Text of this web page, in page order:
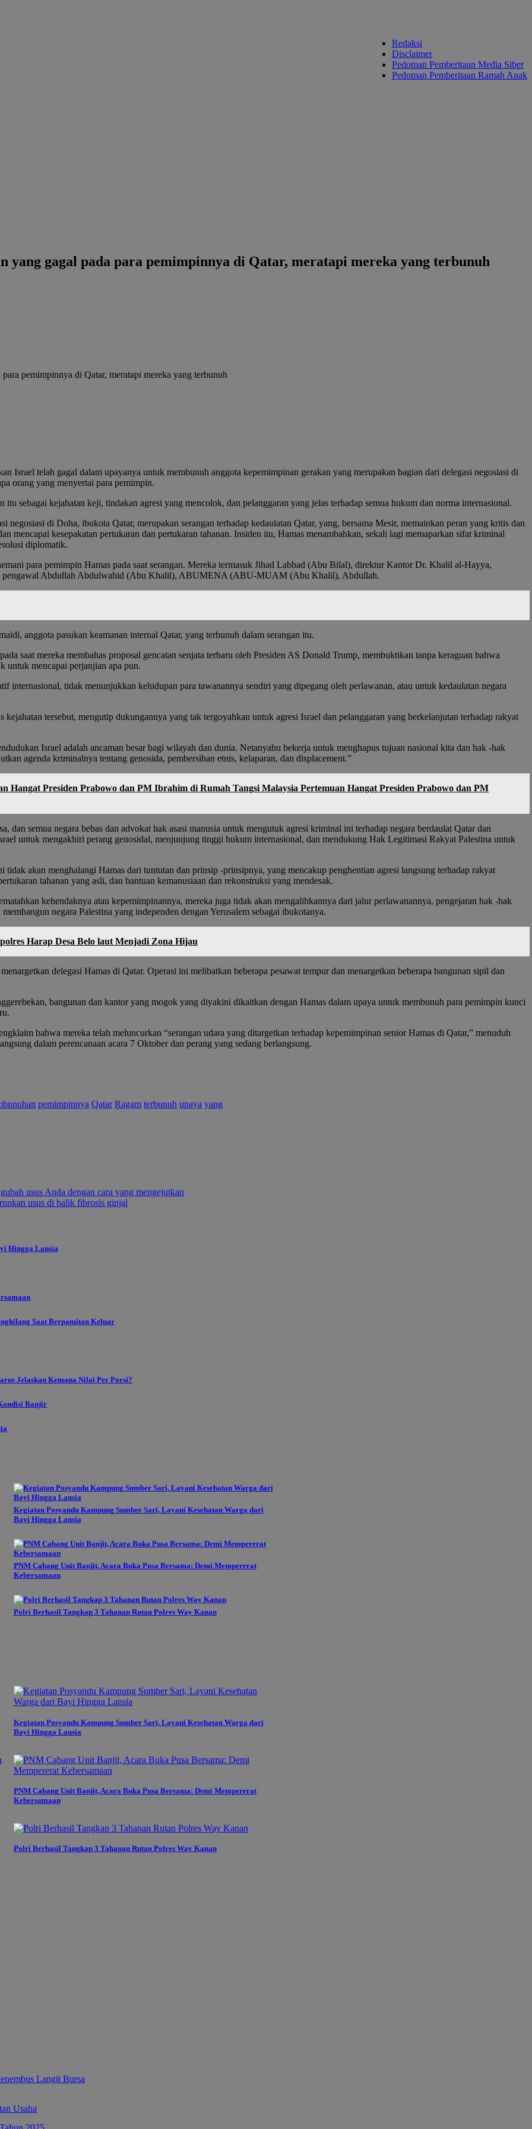
Redaksi
Disclaimer
Pedoman Pemberitaan Media Siber
Pedoman Pemberitaan Ramah Anak
yang gagal pada para pemimpinnya di Qatar, meratapi mereka yang terbunuh
Israel telah gagal dalam upayanya untuk membunuh anggota kepemimpinan gerakan yang merupakan bagian dari delegasi negosiasi di
orang yang menyertai para pemimpin.
sebagai kejahatan keji, tindakan agresi yang mencolok, dan pelanggaran yang jelas terhadap semua hukum dan norma internasional.
negosiasi di Doha, ibukota Qatar, merupakan serangan terhadap kedaulatan Qatar, yang, bersama Mesir, memainkan peran yang kritis dan
mencapai kesepakatan pertukaran dan pertukaran tahanan. Insiden itu, Hamas menambahkan, sekali lagi memaparkan sifat kriminal
diplomatik.
para pemimpin Hamas pada saat serangan. Mereka termasuk Jihad Labbad (Abu Bilal), direktur Kantor Dr. Khalil al-Hayya,
pengawal Abdullah Abdulwahid (Abu Khalil), ABUMENA ​​(ABU-MUAM (Abu Khalil), Abdullah.
anggota pasukan keamanan internal Qatar, yang terbunuh dalam serangan itu.
saat mereka membahas proposal gencatan senjata terbaru oleh Presiden AS Donald Trump, membuktikan tanpa keraguan bahwa
untuk mencapai perjanjian apa pun.
internasional, tidak menunjukkan kehidupan para tawanannya sendiri yang dipegang oleh perlawanan, atau untuk kedaulatan negara
tersebut, mengutip dukungannya yang tak tergoyahkan untuk agresi Israel dan pelanggaran yang berkelanjutan terhadap rakyat
Israel adalah ancaman besar bagi wilayah dan dunia. Netanyahu bekerja untuk menghapus tujuan nasional kita dan hak -hak
agenda kriminalnya tentang genosida, pembersihan etnis, kelaparan, dan displacement.”
Hangat Presiden Prabowo dan PM Ibrahim di Rumah Tangsi Malaysia Pertemuan Hangat Presiden Prabowo dan PM
dan semua negara bebas dan advokat hak asasi manusia untuk mengutuk agresi kriminal ini terhadap negara berdaulat Qatar dan
untuk mengakhiri perang genosidal, menjunjung tinggi hukum internasional, dan mendukung Hak Legitimasi Rakyat Palestina untuk
akan menghalangi Hamas dari tuntutan dan prinsip -prinsipnya, yang mencakup penghentian agresi langsung terhadap rakyat
tahanan yang asli, dan bantuan kemanusiaan dan rekonstruksi yang mendesak.
kehendaknya atau kepemimpinannya, mereka juga tidak akan mengalihkannya dari jalur perlawanannya, pengejaran hak -hak
negara Palestina yang independen dengan Yerusalem sebagai ibukotanya.
Harap Desa Belo laut Menjadi Zona Hijau
delegasi Hamas di Qatar. Operasi ini melibatkan beberapa pesawat tempur dan menargetkan beberapa bangunan sipil dan
bangunan dan kantor yang mogok yang diyakini dikaitkan dengan Hamas dalam upaya untuk membunuh para pemimpin kunci
bahwa mereka telah meluncurkan “serangan udara yang ditargetkan terhadap kepemimpinan senior Hamas di Qatar,” menuduh
dalam perencanaan acara 7 Oktober dan perang yang sedang berlangsung.
pemimpinnya Qatar Ragam terbunuh upaya yang
usus Anda dengan cara yang mengejutkan
usus di balik fibrosis ginjal
Hingga Lansia
Saat Berpamitan Keluar
Jelaskan Kemana Nilai Per Porsi?
Banjir
Kegiatan Posyandu Kampung Sumber Sari, Layani Kesehatan Warga dari
Bayi Hingga Lansia
PNM Cabang Unit Banjit, Acara Buka Pusa Bersama: Demi Mempererat
Kebersamaan
Polri Berhasil Tangkap 3 Tahanan Rutan Polres Way Kanan
Kegiatan Posyandu Kampung Sumber Sari, Layani Kesehatan Warga dari
Bayi Hingga Lansia
PNM Cabang Unit Banjit, Acara Buka Pusa Bersama: Demi Mempererat
Kebersamaan
Polri Berhasil Tangkap 3 Tahanan Rutan Polres Way Kanan
Langit Bursa
Usaha